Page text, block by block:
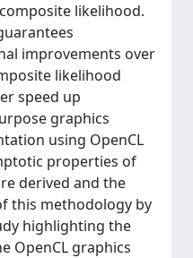
likelihood.
improvements over
likelihood
speed up
graphics
using OpenCL
properties of
derived and the
this methodology by
highlighting the
OpenCL graphics